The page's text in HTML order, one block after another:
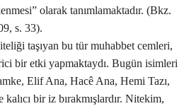
olarak tanımlamaktadır. (Bkz.
s. 33).
taşıyan bu tür muhabbet cemleri,
bir etki yapmaktaydı. Bugün isimleri
Elif Ana, Hacê Ana, Hemi Tazı,
bir iz bırakmışlardır. Nitekim,